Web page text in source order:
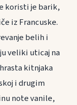
koristi je barik,
iz Francuske.
belih i
veliki uticaj na
kitnjaka
i drugim
note vanile,